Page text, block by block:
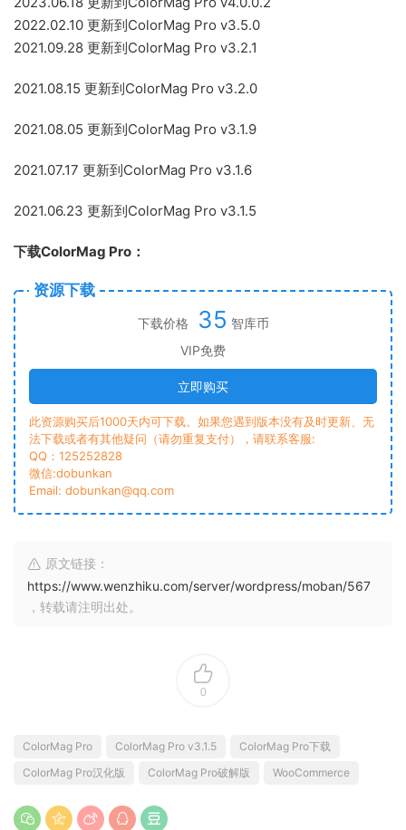
2022.02.10 更新到ColorMag Pro v3.5.0
2021.09.28 更新到ColorMag Pro v3.2.1
2021.08.15 更新到ColorMag Pro v3.2.0
2021.08.05 更新到ColorMag Pro v3.1.9
2021.07.17 更新到ColorMag Pro v3.1.6
2021.06.23 更新到ColorMag Pro v3.1.5
下载ColorMag Pro：
资源下载
下载价格 35 智库币
VIP免费
立即购买
此资源购买后1000天内可下载。如果您遇到版本没有及时更新、无
法下载或者有其他疑问（请勿重复支付），请联系客服:
QQ：125252828
微信:dobunkan
Email: dobunkan@qq.com
原文链接：
https://www.wenzhiku.com/server/wordpress/moban/567
，转载请注明出处。
0
ColorMag Pro ColorMag Pro v3.1.5
ColorMag Pro下载
ColorMag Pro汉化版
ColorMag Pro破解版 WooCommerce